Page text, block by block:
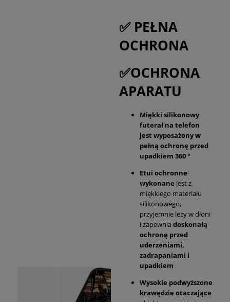
✅ PEŁNA
OCHRONA
✅OCHRONA
APARATU
Miękki silikonowy
futerał na telefon
jest wyposażony w
pełną ochronę przed
upadkiem 360 °
Etui ochronne
wykonane jest z
miękkiego materiału
silikonowego,
przyjemnie leży w dłoni
i zapewnia doskonałą
ochronę przed
uderzeniami,
zadrapaniami i
upadkiem
Wysokie podwyższone
krawędzie otaczające